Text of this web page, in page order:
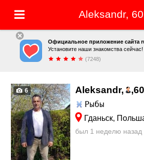
Aleksandr, 60
Официальное приложение сайта
Установите наши знакомства сейчас!
(7248)
6 Aleksandr, ,60
Рыбы
Гданьск,
был 1 неделю назад